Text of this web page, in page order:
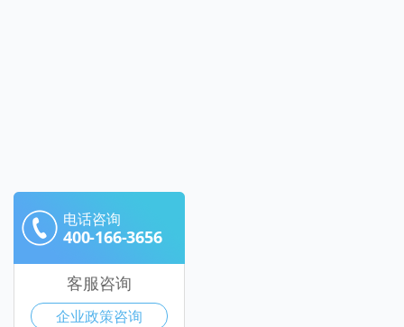
电话咨询
400-166-3656
客服咨询
企业政策咨询